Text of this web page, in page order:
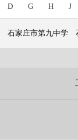
D G H J
石家庄市第九中学